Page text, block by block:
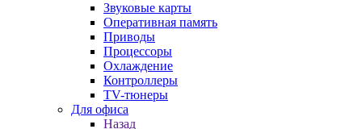
Звуковые карты
Оперативная память
Приводы
Процессоры
Охлаждение
Контроллеры
TV-тюнеры
Для офиса
Назад